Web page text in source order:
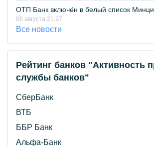
ОТП Банк включён в белый список
06 августа 21:27
Все новости
Рейтинг банков "Активность
службы банков"
СберБанк
ВТБ
ББР Банк
Альфа-Банк